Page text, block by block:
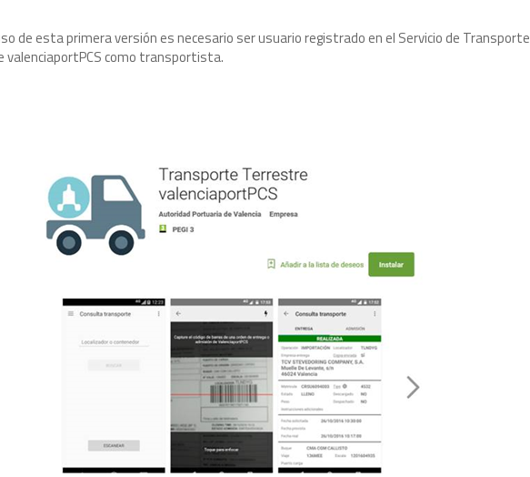
de esta primera versión es necesario ser usuario registrado en el Servicio de Transporte
valenciaportPCS como transportista.